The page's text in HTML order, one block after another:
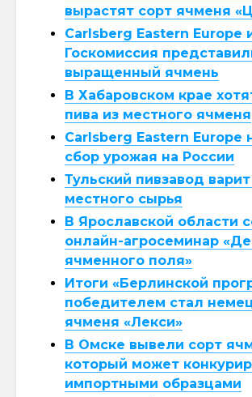
вырастят сорт ячменя
Carlsberg Eastern Europe
Госкомиссия
выращенный ячмень
В Хабаровском крае
пива из местного ячменя
Carlsberg Eastern Europe
сбор урожая на России
Тульский пивзавод
местного сырья
В Ярославской области
онлайн-агросеминар
ячменного поля»
Итоги «Берлинской
победителем стал
ячменя «Лекси»
В Омске вывели сорт
который может
импортными образцами